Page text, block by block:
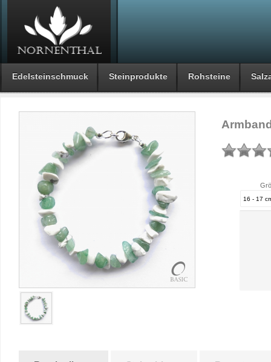
Edelsteinschmuck Steinprodukte Rohsteine